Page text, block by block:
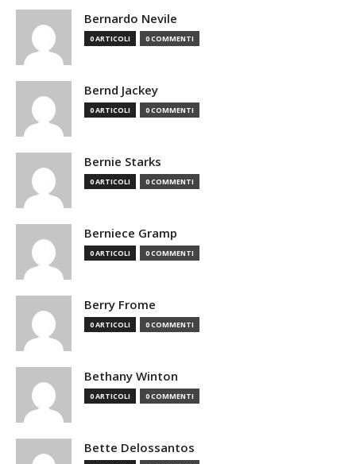
Bernardo Nevile
0 ARTICOLI 0 COMMENTI
Bernd Jackey
0 ARTICOLI 0 COMMENTI
Bernie Starks
0 ARTICOLI 0 COMMENTI
Berniece Gramp
0 ARTICOLI 0 COMMENTI
Berry Frome
0 ARTICOLI 0 COMMENTI
Bethany Winton
0 ARTICOLI 0 COMMENTI
Bette Delossantos